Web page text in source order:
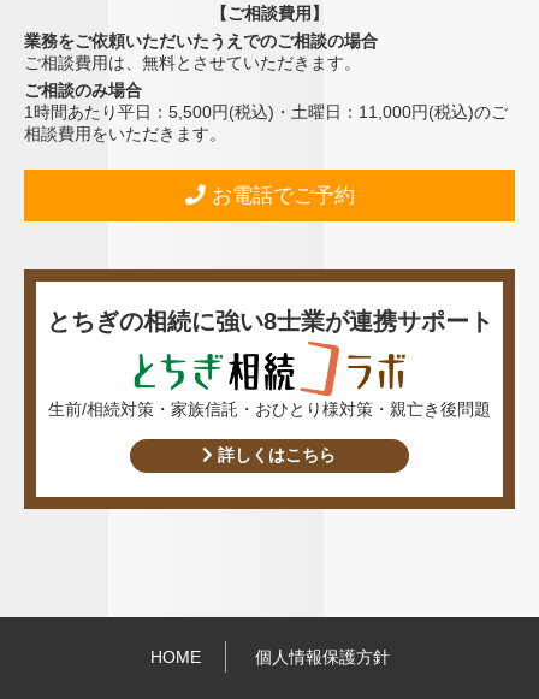
【ご相談費用】
業務をご依頼いただいたうえでのご相談の場合
ご相談費用は、無料とさせていただきます。
ご相談のみ場合
1時間あたり平日：5,500円(税込)・土曜日：11,000円(税込)のご
相談費用をいただきます。
お電話でご予約
とちぎの相続に強い8士業が連携サポート
生前/相続対策・家族信託・おひとり様対策・親亡き後問題
詳しくはこちら
HOME 個人情報保護方針